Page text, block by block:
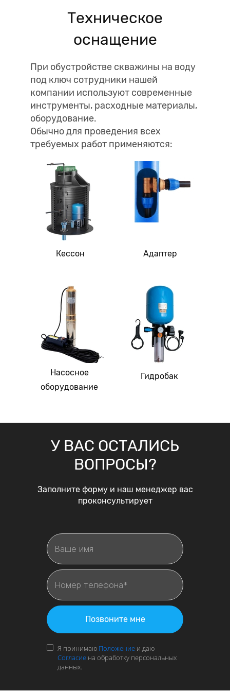
Техническое
оснащение
При обустройстве скважины на воду
под ключ сотрудники нашей
компании используют современные
инструменты, расходные материалы,
оборудование.
Обычно для проведения всех
требуемых работ применяются:
Кессон Адаптер
Насосное
оборудование
Гидробак
У ВАС ОСТАЛИСЬ
ВОПРОСЫ?
Заполните форму и наш менеджер вас
проконсультирует
Позвоните мне
Я принимаю Положение и даю
Согласие на обработку персональных
данных.